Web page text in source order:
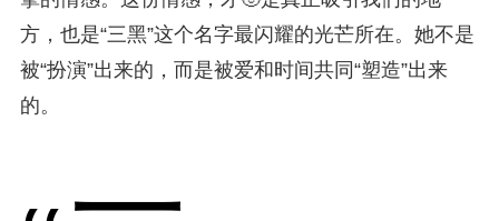
方，也是“三黑”这个名字最闪耀的光芒所在。她不是
被“扮演”出来的，而是被爱和时间共同“塑造”出来
的。